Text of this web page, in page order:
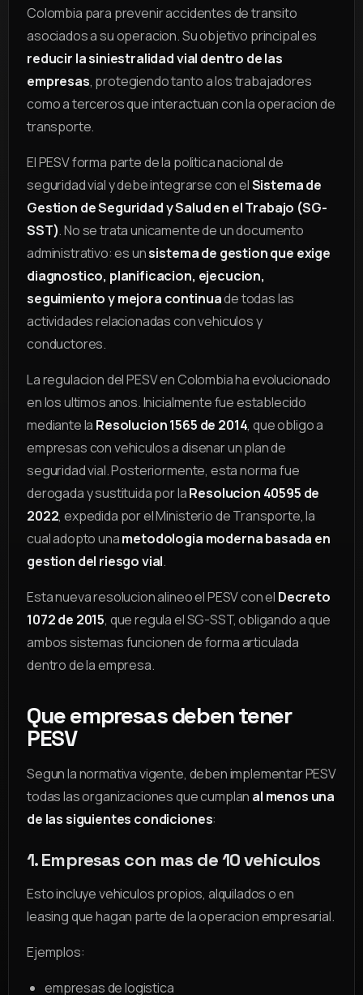
Colombia para prevenir accidentes de transito
asociados a su operacion. Su objetivo principal es
reducir la siniestralidad vial dentro de las
empresas, protegiendo tanto a los trabajadores
como a terceros que interactuan con la operacion de
transporte.
El PESV forma parte de la politica nacional de
seguridad vial y debe integrarse con elSistema de
Gestion de Seguridad y Salud en el Trabajo (SG-
SST). No se trata unicamente de un documento
administrativo: es unsistema de gestion que exige
diagnostico, planificacion, ejecucion,
seguimiento y mejora continuade todas las
actividades relacionadas con vehiculos y
conductores.
La regulacion del PESV en Colombia ha evolucionado
en los ultimos anos. Inicialmente fue establecido
mediante la Resolucion 1565 de 2014, que obligo a
empresas con vehiculos a disenar un plan de
seguridad vial. Posteriormente, esta norma fue
derogada y sustituida por laResolucion 40595 de
2022, expedida por el Ministerio de Transporte, la
cual adopto unametodologia moderna basada en
gestion del riesgo vial.
Esta nueva resolucion alineo el PESV con el Decreto
1072 de 2015, que regula el SG-SST, obligando a que
ambos sistemas funcionen de forma articulada
dentro de la empresa.
Que empresas deben tener
PESV
Segun la normativa vigente, deben implementar PESV
todas las organizaciones que cumplan al menos una
de las siguientes condiciones:
1. Empresas con mas de 10 vehiculos
Esto incluye vehiculos propios, alquilados o en
leasing que hagan parte de la operacion empresarial.
Ejemplos:
empresas de logistica